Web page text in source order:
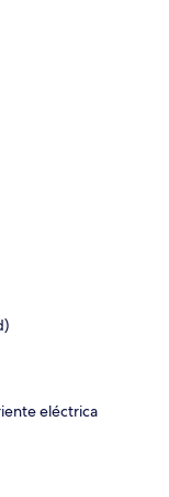
eléctrica